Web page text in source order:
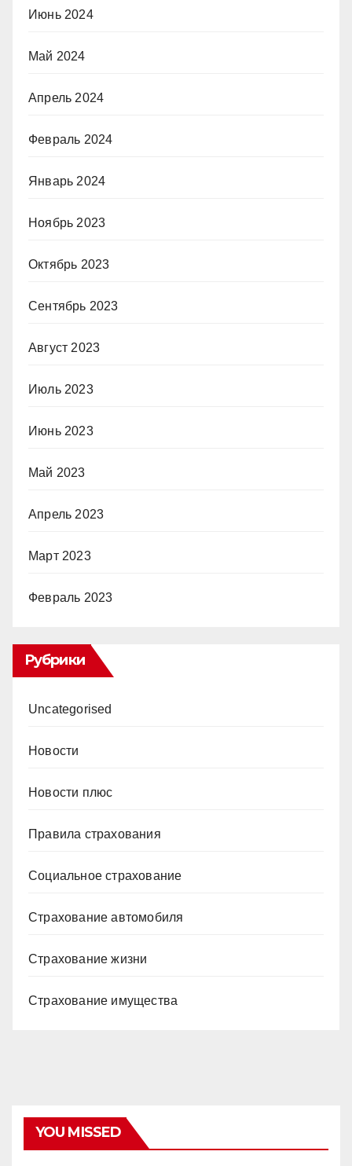
Июнь 2024
Май 2024
Апрель 2024
Февраль 2024
Январь 2024
Ноябрь 2023
Октябрь 2023
Сентябрь 2023
Август 2023
Июль 2023
Июнь 2023
Май 2023
Апрель 2023
Март 2023
Февраль 2023
Рубрики
Uncategorised
Новости
Новости плюс
Правила страхования
Социальное страхование
Страхование автомобиля
Страхование жизни
Страхование имущества
YOU MISSED